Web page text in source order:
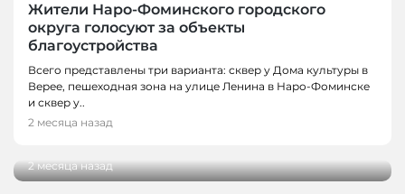
Жители Наро-Фоминского городского
округа голосуют за объекты
благоустройства
Всего представлены три варианта: сквер у Дома культуры в
Верее, пешеходная зона на улице Ленина в Наро-Фоминске
и сквер у..
2 месяца назад
БОЛЬШЕ ХОРОШЕГО В АПРЕЛЕВКЕ
Юный спортсмен из Наро-Фоминска
выиграл золото фестиваля «ВТБ Лига
2 месяца назад
БОЛЬШЕ ХОРОШЕГО В АПРЕЛЕВКЕ
путепровода